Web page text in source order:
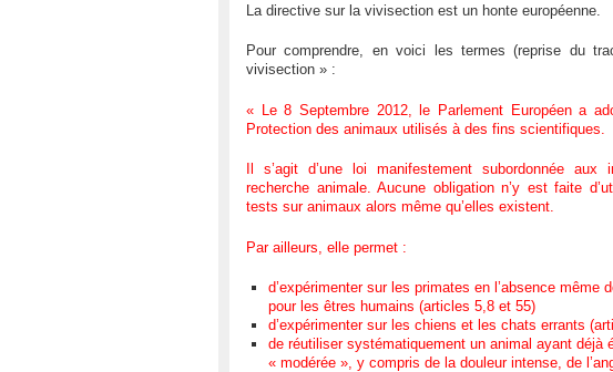
La directive sur la vivisection est un honte européenne.
Pour comprendre, en voici les termes (reprise du
vivisection » :
« Le 8 Septembre 2012, le Parlement Européen a
Protection des animaux utilisés à des fins scientifiques.
Il s’agit d’une loi manifestement subordonnée
recherche animale. Aucune obligation n’y est faite
tests sur animaux alors même qu’elles existent.
Par ailleurs, elle permet :
d’expérimenter sur les primates en l’absence
pour les êtres humains (articles 5,8 et 55)
d’expérimenter sur les chiens et les chats errants
de réutiliser systématiquement un animal ayant déjà
« modérée », y compris de la douleur intense, de